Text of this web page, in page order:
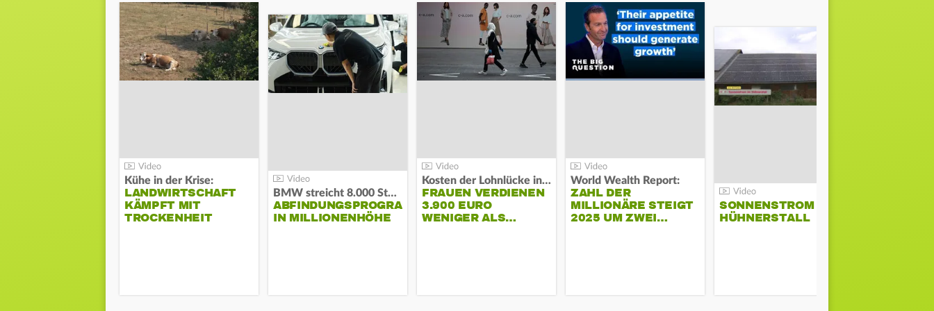
Kühe in der Krise:
LANDWIRTSCHAFT
KÄMPFT MIT
TROCKENHEIT
BMW streicht 8.000 Stellen:
ABFINDUNGSPROGRAMM
IN MILLIONENHÖHE
Kosten der Lohnlücke in der EU:
FRAUEN VERDIENEN
3.900 EURO
WENIGER ALS…
World Wealth Report:
ZAHL DER
MILLIONÄRE STEIGT
2025 UM ZWEI…
SONNENSTROM IM
HÜHNERSTALL